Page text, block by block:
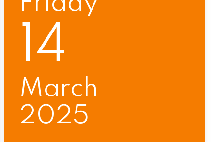
14
March
2025